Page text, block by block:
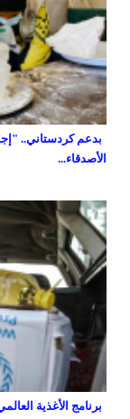
بدعم كردستاني..
الأصدقاء...
برنامج الأغذية